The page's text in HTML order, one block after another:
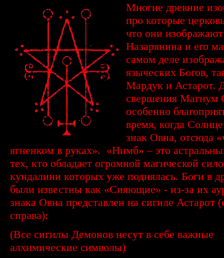
Многие древние
про которые
что они изображают
Назарянина и его
самом деле
языческих Богов,
Мардук и Астарот.
свершения Магнум
особенно
время, когда
знак Овна, отсюда
ягненком в руках». «Нимб» – это
тех, кто обладает огромной магической
кундалини которых уже поднялась. Боги в
были известны как «Сияющие» - из-за их
знака Овна представлен на сигиле Астарот
справа):
(Все сигилы Демонов несут в себе важные
алхимические символы)